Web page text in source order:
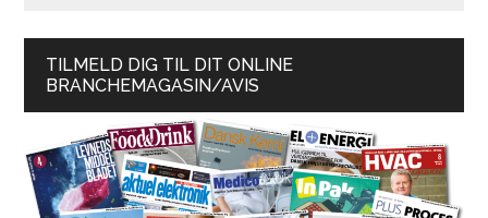
TILMELD DIG TIL DIT ONLINE
BRANCHEMAGASIN/AVIS